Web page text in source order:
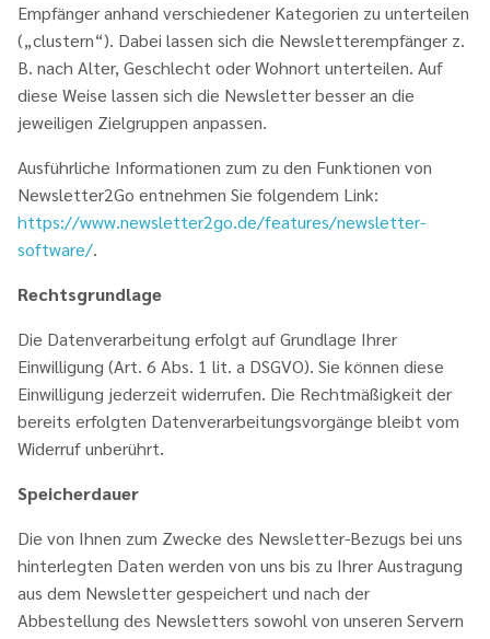
Empfänger anhand verschiedener Kategorien zu unterteilen
(„clustern“). Dabei lassen sich die Newsletterempfänger z.
B. nach Alter, Geschlecht oder Wohnort unterteilen. Auf
diese Weise lassen sich die Newsletter besser an die
jeweiligen Zielgruppen anpassen.
Ausführliche Informationen zum zu den Funktionen von
Newsletter2Go entnehmen Sie folgendem Link:
https://www.newsletter2go.de/features/newsletter-
software/.
Rechtsgrundlage
Die Datenverarbeitung erfolgt auf Grundlage Ihrer
Einwilligung (Art. 6 Abs. 1 lit. a DSGVO). Sie können diese
Einwilligung jederzeit widerrufen. Die Rechtmäßigkeit der
bereits erfolgten Datenverarbeitungsvorgänge bleibt vom
Widerruf unberührt.
Speicherdauer
Die von Ihnen zum Zwecke des Newsletter-Bezugs bei uns
hinterlegten Daten werden von uns bis zu Ihrer Austragung
aus dem Newsletter gespeichert und nach der
Abbestellung des Newsletters sowohl von unseren Servern